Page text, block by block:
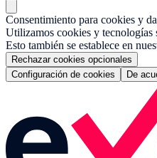
Consentimiento para cookies y
Utilizamos cookies y tecnologías
Esto también se establece en
Rechazar cookies opcionales
Configuración de cookies
De